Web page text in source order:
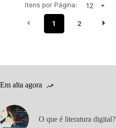
Itens por Página:
1 2
Em alta agora
O que é literatura digital?